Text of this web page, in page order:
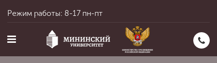
Режим работы: 8-17 пн-пт